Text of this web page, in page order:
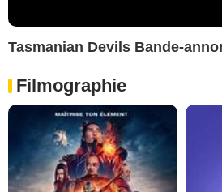
Tasmanian Devils Bande-
Filmographie